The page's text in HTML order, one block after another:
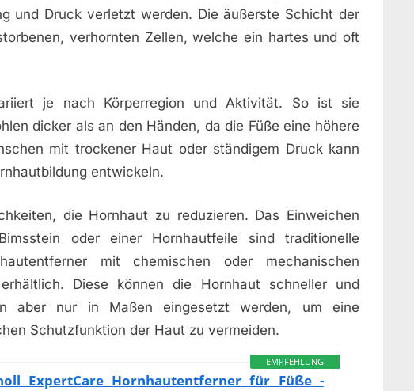
und Druck verletzt werden. Die äußerste Schicht der
verhornten Zellen, welche ein hartes und oft
je nach Körperregion und Aktivität. So ist sie
dicker als an den Händen, da die Füße eine höhere
mit trockener Haut oder ständigem Druck kann
entwickeln.
die Hornhaut zu reduzieren. Das Einweichen
oder einer Hornhautfeile sind traditionelle
mit chemischen oder mechanischen
Diese können die Hornhaut schneller und
aber nur in Maßen eingesetzt werden, um eine
Schutzfunktion der Haut zu vermeiden.
EMPFEHLUNG
ExpertCare Hornhautentferner für Füße -